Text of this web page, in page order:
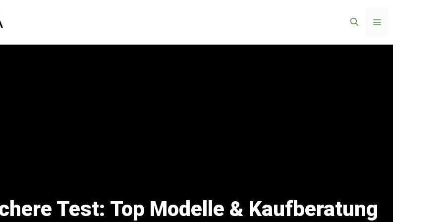
Menü
Test: Top Modelle & Kaufberatung